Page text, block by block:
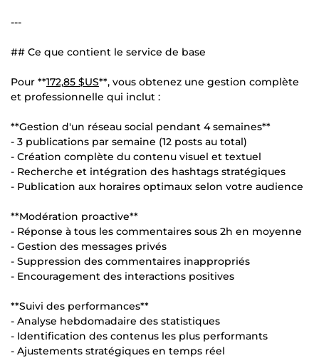
---
## Ce que contient le service de base
Pour **172,85 $US**, vous obtenez une gestion complète
et professionnelle qui inclut :
**Gestion d'un réseau social pendant 4 semaines**
- 3 publications par semaine (12 posts au total)
- Création complète du contenu visuel et textuel
- Recherche et intégration des hashtags stratégiques
- Publication aux horaires optimaux selon votre audience
**Modération proactive**
- Réponse à tous les commentaires sous 2h en moyenne
- Gestion des messages privés
- Suppression des commentaires inappropriés
- Encouragement des interactions positives
**Suivi des performances**
- Analyse hebdomadaire des statistiques
- Identification des contenus les plus performants
- Ajustements stratégiques en temps réel